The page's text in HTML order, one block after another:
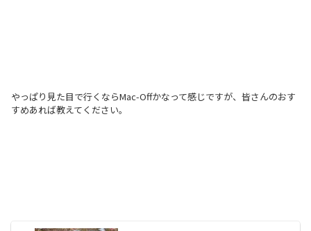
やっぱり見た目で行くならMac-Offかなって感じですが、皆さんのおす
すめあれば教えてください。